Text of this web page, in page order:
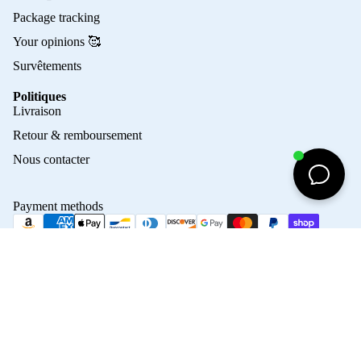
Package tracking
Your opinions 🥰
Survêtements
Politiques
Livraison
Retour & remboursement
Nous contacter
Payment methods
Terms of sale